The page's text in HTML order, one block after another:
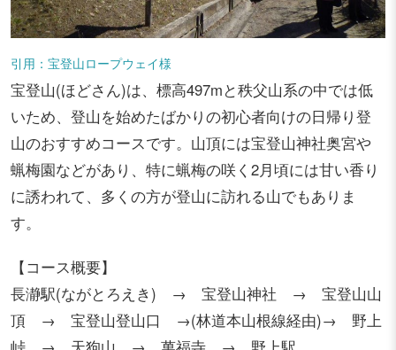
引用：宝登山ロープウェイ様
宝登山(ほどさん)は、標高497mと秩父山系の中では低
いため、登山を始めたばかりの初心者向けの日帰り登
山のおすすめコースです。山頂には宝登山神社奥宮や
蝋梅園などがあり、特に蝋梅の咲く2月頃には甘い香り
に誘われて、多くの方が登山に訪れる山でもありま
す。
【コース概要】
長瀞駅(ながとろえき) → 宝登山神社 → 宝登山山
頂 → 宝登山登山口 →(林道本山根線経由)→ 野上